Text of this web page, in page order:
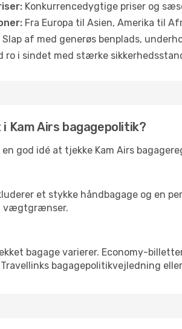
Konkurrencedygtige priser og
Fra Europa til Asien, Amerika til
Slap af med generøs benplads,
ro i sindet med stærke
Kam Airs bagagepolitik?
en god idé at tjekke Kam Airs
et stykke håndbagage og en
vægtgrænser.
bagage varierer. Economy-
bagagepolitikvejledning